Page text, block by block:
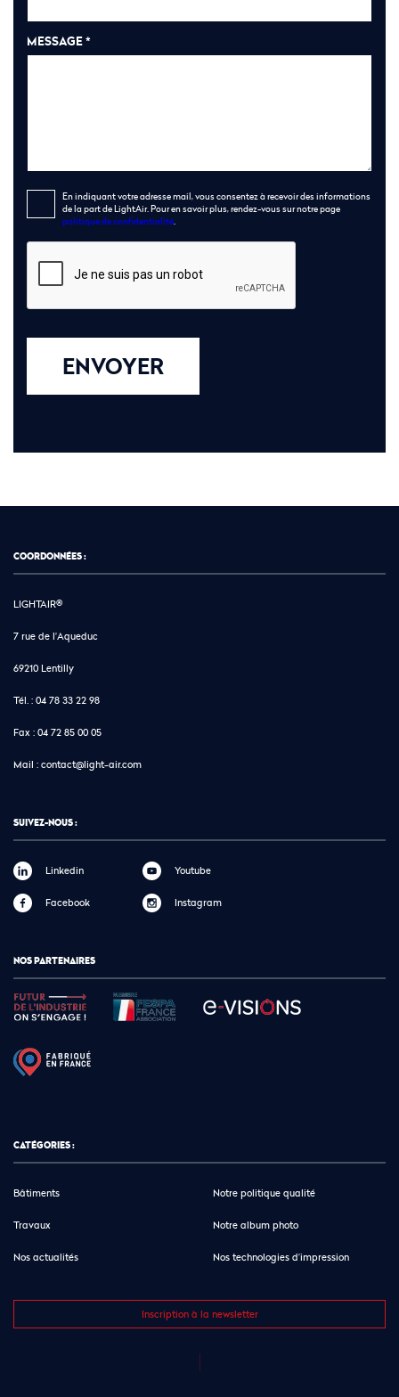
MESSAGE *
En indiquant votre adresse mail, vous consentez à recevoir des informations
de la part de LightAir. Pour en savoir plus, rendez-vous sur notre page
politique de confidentialité.
ENVOYER
COORDONNÉES :
LIGHTAIR®
7 rue de l'Aqueduc
69210 Lentilly
Tél. : 04 78 33 22 98
Fax : 04 72 85 00 05
Mail : contact@light-air.com
SUIVEZ-NOUS :
Linkedin
Facebook
Youtube
Instagram
NOS PARTENAIRES
CATÉGORIES :
Bâtiments
Travaux
Nos actualités
Notre politique qualité
Notre album photo
Nos technologies d’impression
Inscription à la newsletter